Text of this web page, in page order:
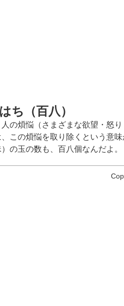
ち（百八）
の煩悩（さまざまな欲望・怒り
この煩悩を取り除くという意
の玉の数も、百八個なんだよ。